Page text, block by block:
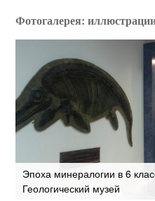
Фотогалерея:
Эпоха минералогии в 6
Геологический музей